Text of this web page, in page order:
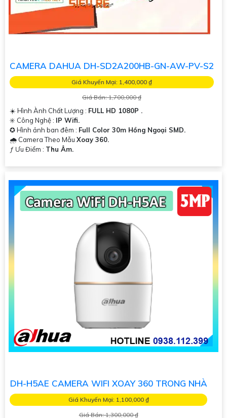
CAMERA DAHUA DH-SD2A200HB-GN-AW-PV-S2
Giá Khuyến Mại: 1,400,000 ₫
Giá Bán: 1,700,000 ₫
☀️ Hình Ành Chất Lượng : FULL HD 1080P .
✳️ Công Nghệ : IP Wifi.
✪ Hình ảnh ban đêm : Full Color 30m Hồng Ngoại SMD.
🌧️ Camera Theo Mẫu Xoay 360.
️ƒ Ưu Điểm : Thu Âm.
DH-H5AE CAMERA WIFI XOAY 360 TRONG NHÀ
Giá Khuyến Mại: 1,100,000 ₫
Giá Bán: 1,300,000 ₫